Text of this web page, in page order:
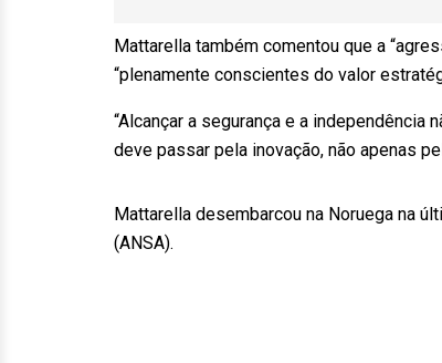
Mattarella também comentou que a
“plenamente conscientes do valor
“Alcançar a segurança e a
deve passar pela inovação, não apenas
Mattarella desembarcou na Noruega na
(ANSA).